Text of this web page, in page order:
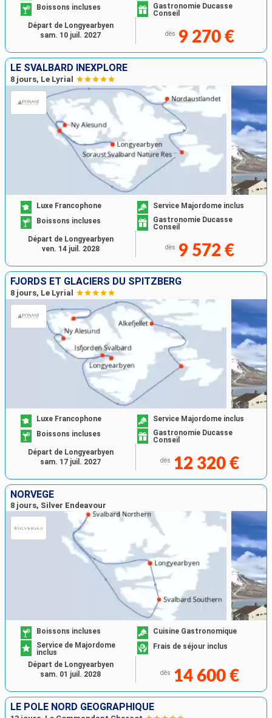
Boissons incluses
Gastronomie Ducasse
Conseil
dès 9 270 €
Départ de Longyearbyen
sam. 10 juil. 2027
LE SVALBARD INEXPLORÉ
8 jours, Le Lyrial
Luxe Francophone
Service Majordome inclus
Boissons incluses
Gastronomie Ducasse
Conseil
dès 9 572 €
Départ de Longyearbyen
ven. 14 juil. 2028
FJORDS ET GLACIERS DU SPITZBERG
8 jours, Le Lyrial
Luxe Francophone
Service Majordome inclus
Boissons incluses
Gastronomie Ducasse
Conseil
dès 12 320 €
Départ de Longyearbyen
sam. 17 juil. 2027
NORVÈGE
8 jours, Silver Endeavour
Boissons incluses
Cuisine Gastronomique
Service de Majordome
inclus
Frais de séjour inclus
dès 14 600 €
Départ de Longyearbyen
sam. 01 juil. 2028
LE PÔLE NORD GÉOGRAPHIQUE